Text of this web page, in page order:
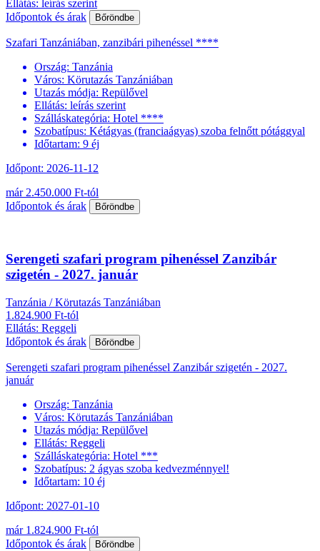
Ellátás: leírás szerint
Időpontok és árak
Bőröndbe
Szafari Tanzániában, zanzibári pihenéssel ****
Ország: Tanzánia
Város: Körutazás Tanzániában
Utazás módja: Repülővel
Ellátás: leírás szerint
Szálláskategória: Hotel ****
Szobatípus: Kétágyas (franciaágyas) szoba felnőtt pótággyal
Időtartam: 9 éj
Időpont: 2026-11-12
már 2.450.000 Ft-tól
Időpontok és árak
Bőröndbe
Serengeti szafari program pihenéssel Zanzibár
szigetén - 2027. január
Tanzánia / Körutazás Tanzániában
1.824.900 Ft-tól
Ellátás: Reggeli
Időpontok és árak
Bőröndbe
Serengeti szafari program pihenéssel Zanzibár szigetén - 2027.
január
Ország: Tanzánia
Város: Körutazás Tanzániában
Utazás módja: Repülővel
Ellátás: Reggeli
Szálláskategória: Hotel ***
Szobatípus: 2 ágyas szoba kedvezménnyel!
Időtartam: 10 éj
Időpont: 2027-01-10
már 1.824.900 Ft-tól
Időpontok és árak
Bőröndbe